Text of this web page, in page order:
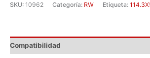
SKU: 10962 Categoría: RW Etiqueta:
Compatibilidad